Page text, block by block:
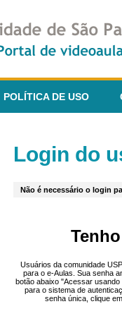
POLÍTICA DE USO
Login do
Não é necessário o login
Usuários da comunidade
para o e-Aulas. Sua senha
botão abaixo "Acessar
para o sistema de
senha única, clique